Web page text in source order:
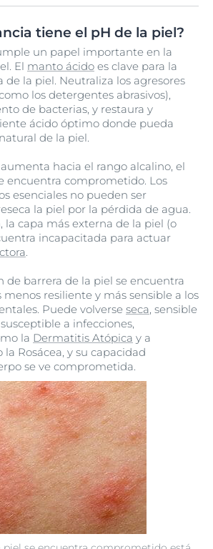
tiene el pH de la piel?
un papel importante en la
El manto ácido es clave para la
de la piel. Neutraliza los agresores
los detergentes abrasivos),
de bacterias, y restaura y
ácido óptimo donde pueda
de la piel.
hacia el rango alcalino, el
encuentra comprometido. Los
esenciales no pueden ser
la piel por la pérdida de agua.
la capa más externa de la piel (o
incapacitada para actuar
.
de barrera de la piel se encuentra
resiliente y más sensible a los
Puede volverse seca, sensible
susceptible a infecciones,
la Dermatitis Atópica y a
Rosácea, y su capacidad
se ve comprometida.